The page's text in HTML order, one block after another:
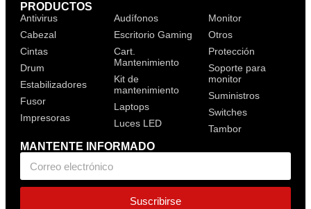
PRODUCTOS
Antivirus
Cabezal
Cintas
Drum
Estabilizadores
Fusor
Impresoras
Audífonos
Escritorio Gaming
Cart.
Mantenimiento
Kit de
mantenimiento
Laptops
Luces LED
Monitor
Otros
Protección
Soporte para
monitor
Suministros
Switches
Tambor
MANTENTE INFORMADO
Suscribirse